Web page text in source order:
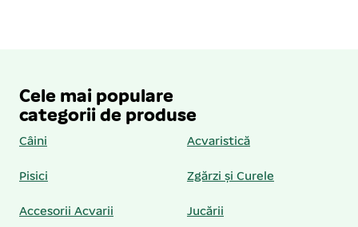
Cele mai populare
categorii de produse
Câini Acvaristică
Pisici Zgărzi și Curele
Accesorii Acvarii Jucării